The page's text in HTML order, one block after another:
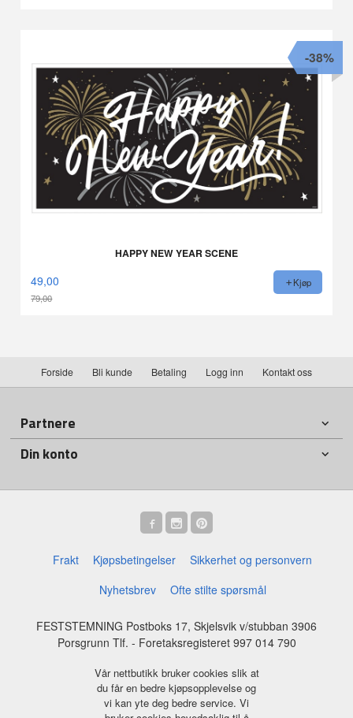
HAPPY NEW YEAR SCENE
49,00
79,00
-38%
Kjøp
Forside Bli kunde Betaling Logg inn Kontakt oss
Partnere
Din konto
Frakt Kjøpsbetingelser
Sikkerhet og personvern
Nyhetsbrev
Ofte stilte spørsmål
FESTSTEMNING Postboks 17, Skjelsvik v/stubban 3906
Porsgrunn Tlf. - Foretaksregisteret 997 014 790
Vår nettbutikk bruker cookies slik at
du får en bedre kjøpsopplevelse og
vi kan yte deg bedre service. Vi